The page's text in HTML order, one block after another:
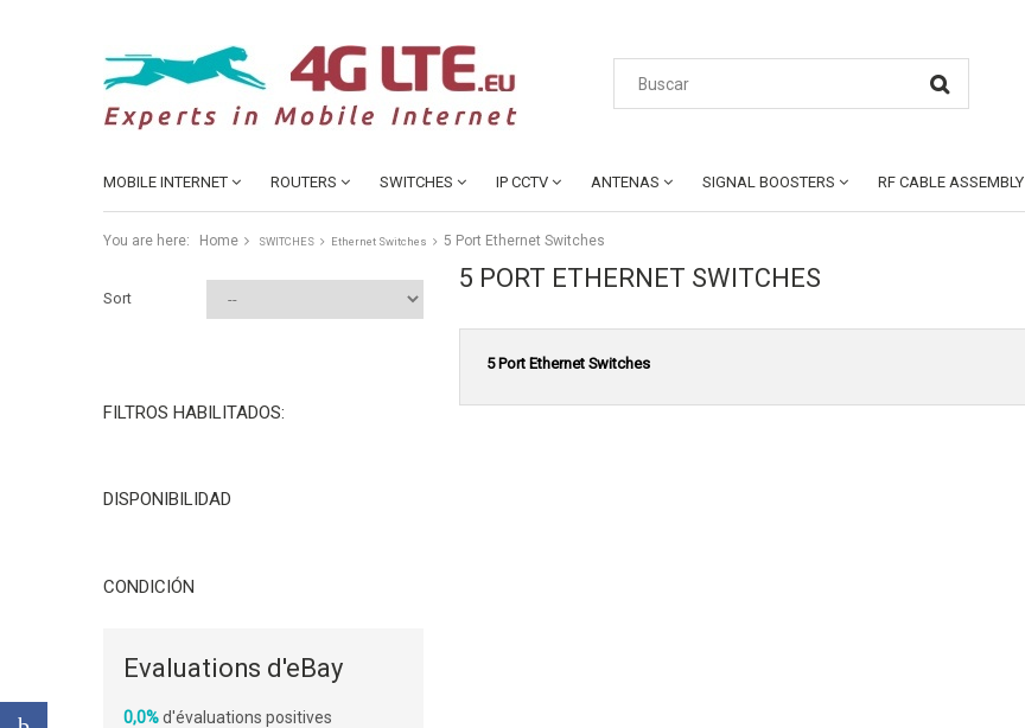
MOBILE INTERNET ROUTERS SWITCHES IP CCTV ANTENAS SIGNAL BOOSTERS RF CABLE ASSEMBLY
You are here: Home SWITCHES Ethernet Switches 5 Port Ethernet Switches
Sort
FILTROS HABILITADOS:
DISPONIBILIDAD
CONDICIÓN
Evaluations d'eBay
0,0%d'évaluations positives
5 PORT ETHERNET SWITCHES
5 Port Ethernet Switches